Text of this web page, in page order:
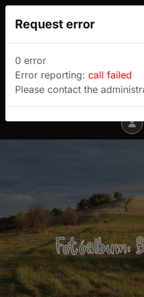
Sulyok
Fotóalbum:
Request error
0 error
Error reporting: call failed
Please contact the